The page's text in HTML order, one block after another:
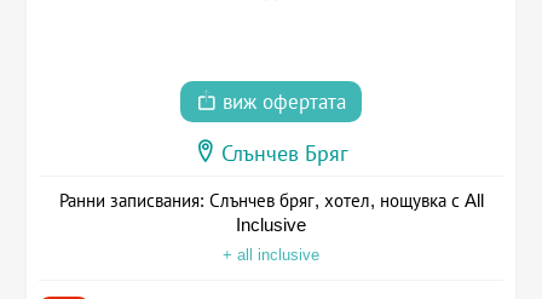
виж офертата
Слънчев Бряг
Ранни записвания: Слънчев бряг, хотел, нощувка с All
Inclusive
+ all inclusive